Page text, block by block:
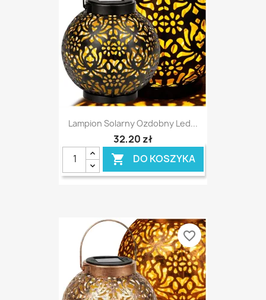
Lampion Solarny Ozdobny Led...
32,20 zł
 DO KOSZYKA
favorite_border